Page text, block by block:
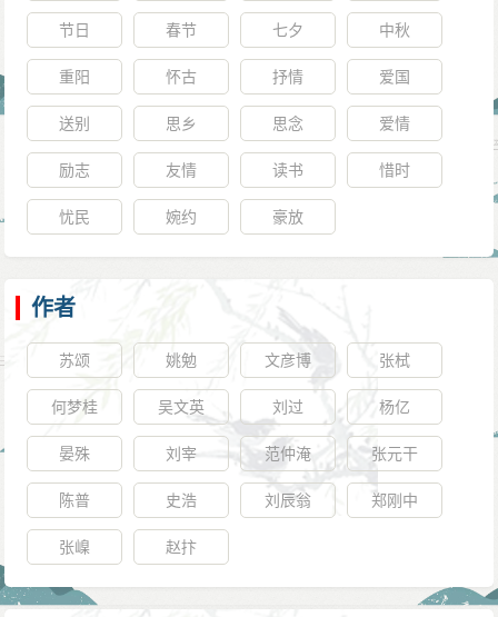
节日 春节 七夕 中秋
重阳 怀古 抒情 爱国
送别 思乡 思念 爱情
励志 友情 读书 惜时
忧民 婉约 豪放
作者
苏颂 姚勉 文彦博 张栻
何梦桂 吴文英 刘过 杨亿
晏殊 刘宰 范仲淹 张元干
陈普 史浩 刘辰翁 郑刚中
张嵲 赵抃